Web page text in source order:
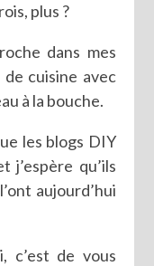
plus ?
dans mes
cuisine avec
à la bouche.
les blogs DIY
j’espère qu’ils
aujourd’hui
c’est de vous